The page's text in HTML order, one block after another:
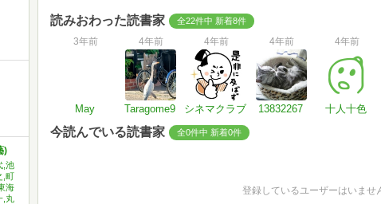
)
,池
,町
海
,丸
読みおわった読書家 全22件中 新着8件
3年前
May
4年前
Taragome9
4年前
シネマクラブ
4年前
13832267
4年前
十人十色
今読んでいる読書家 全0件中 新着0件
登録しているユーザーはいませ